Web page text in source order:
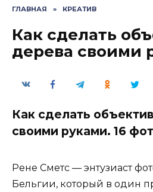
ГЛАВНАЯ » КРЕАТИВ
Как сделать
дерева своими
Как сделать
своими руками. 16
Рене Сметс — энтузиаст
Бельгии, который в один